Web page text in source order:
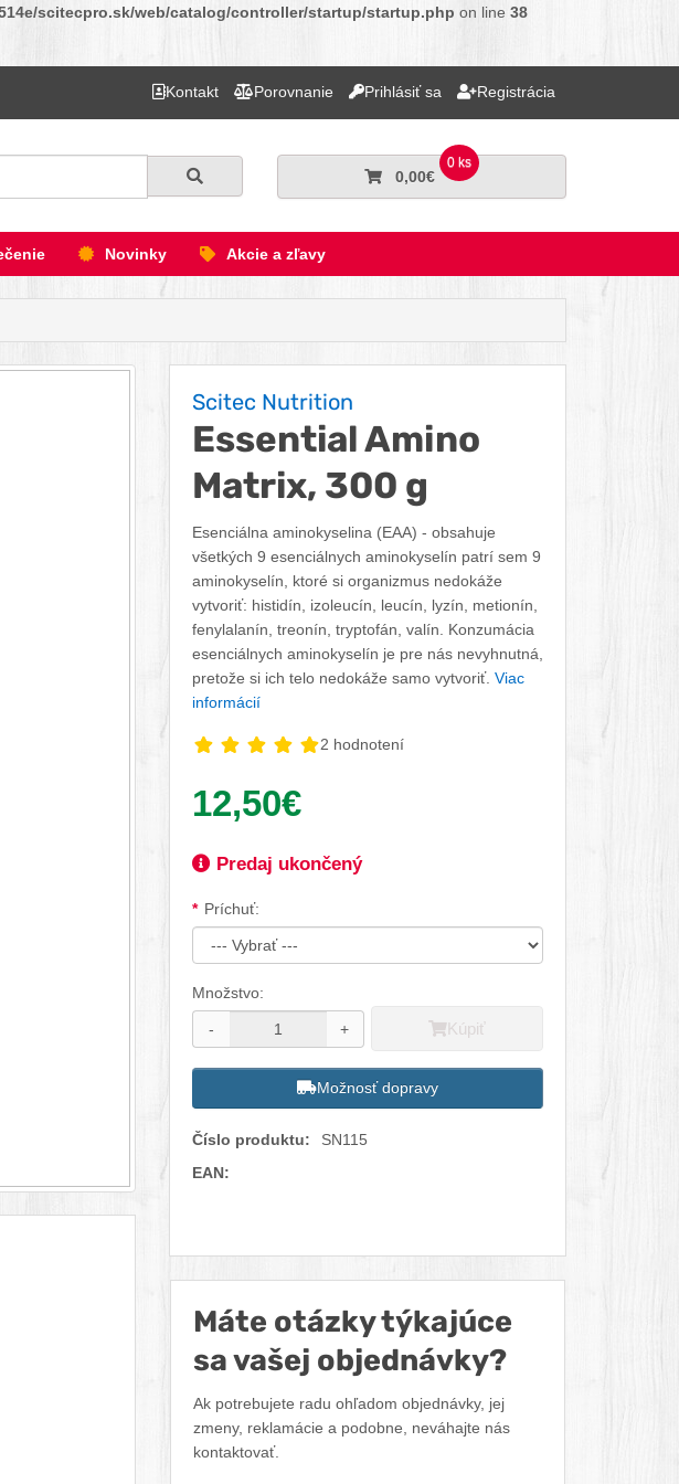
scitecpro.sk/web/catalog/controller/startup/startup.php on line 38
Kontakt Porovnanie Prihlásiť sa Registrácia
0 ks
0,00€
Novinky Akcie a zľavy
Scitec Nutrition
Essential Amino
Matrix, 300 g
Esenciálna aminokyselina (EAA) - obsahuje
všetkých 9 esenciálnych aminokyselín patrí sem 9
aminokyselín, ktoré si organizmus nedokáže
vytvoriť: histidín, izoleucín, leucín, lyzín, metionín,
fenylalanín, treonín, tryptofán, valín. Konzumácia
esenciálnych aminokyselín je pre nás nevyhnutná,
pretože si ich telo nedokáže samo vytvoriť. Viac
informácií
2 hodnotení
12,50€
Dostupnosť:
Predaj ukončený
Dostupné možnosti
Príchuť:
Množstvo:
- + Kúpiť
Možnosť dopravy
Číslo produktu:
SN115
EAN:
Máte otázky týkajúce
sa vašej objednávky?
Ak potrebujete radu ohľadom objednávky, jej
zmeny, reklamácie a podobne, neváhajte nás
kontaktovať.